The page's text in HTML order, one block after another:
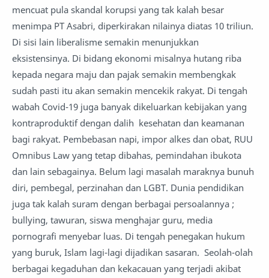
mencuat pula skandal korupsi yang tak kalah besar
menimpa PT Asabri, diperkirakan nilainya diatas 10 triliun.
Di sisi lain liberalisme semakin menunjukkan
eksistensinya. Di bidang ekonomi misalnya hutang riba
kepada negara maju dan pajak semakin membengkak
sudah pasti itu akan semakin mencekik rakyat. Di tengah
wabah Covid-19 juga banyak dikeluarkan kebijakan yang
kontraproduktif dengan dalih kesehatan dan keamanan
bagi rakyat. Pembebasan napi, impor alkes dan obat, RUU
Omnibus Law yang tetap dibahas, pemindahan ibukota
dan lain sebagainya. Belum lagi masalah maraknya bunuh
diri, pembegal, perzinahan dan LGBT. Dunia pendidikan
juga tak kalah suram dengan berbagai persoalannya ;
bullying, tawuran, siswa menghajar guru, media
pornografi menyebar luas. Di tengah penegakan hukum
yang buruk, Islam lagi-lagi dijadikan sasaran. Seolah-olah
berbagai kegaduhan dan kekacauan yang terjadi akibat